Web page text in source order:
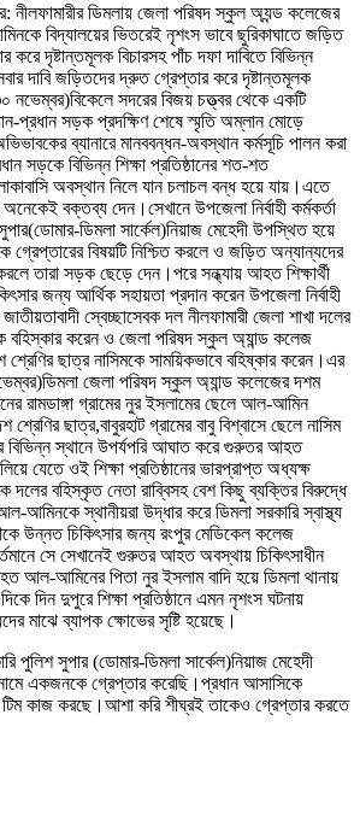
নীলফামারীর ডিমলায় জেলা পরিষদ স্কুল অ্যন্ড কলেজের
বিদ্যালয়ের ভিতরেই নৃশংস ভাবে ছুরিকাঘাতে জড়িত
দৃষ্টান্তমূলক বিচারসহ পাঁচ দফা দাবিতে বিভিন্ন
দাবি জড়িতদের দ্রুত গ্রেপ্তার করে দৃষ্টান্তমূলক
নভেম্বর)বিকেলে সদরের বিজয় চত্ত্বর থেকে একটি
প্রধান সড়ক প্রদক্ষিণ শেষে স্মৃতি অম্লান মোড়ে
ব্যানারে মানববন্ধন-অবস্থান কর্মসূচি পালন করা
সড়কে বিভিন্ন শিক্ষা প্রতিষ্ঠানের শত-শত
অবস্থান নিলে যান চলাচল বন্ধ হয়ে যায়।এতে
অনেকেই বক্তব্য দেন।সেখানে উপজেলা নির্বাহী কর্মকর্তা
ডিমলা সার্কেল)নিয়াজ মেহেদী উপস্থিত হয়ে
গ্রেপ্তারের বিষয়টি নিশ্চিত করলে ও জড়িত অন্যান্যদের
তারা সড়ক ছেড়ে দেন।পরে সন্ধ্যায় আহত শিক্ষার্থী
জন্য আর্থিক সহায়তা প্রদান করেন উপজেলা নির্বাহী
স্বেচ্ছাসেবক দল নীলফামারী জেলা শাখা দলের
বহিস্কার করেন ও জেলা পরিষদ স্কুল অ্যান্ড কলেজ
শ্রেণির ছাত্র নাসিমকে সাময়িকভাবে বহিষ্কার করেন।এর
জেলা পরিষদ স্কুল অ্যান্ড কলেজের দশম
রামডাঙ্গা গ্রামের নুর ইসলামের ছেলে আল-আমিন
ছাত্র,বাবুরহাট গ্রামের বাবু বিশ্বাসে ছেলে নাসিম
বিভিন্ন স্থানে উপর্যপরি আঘাত করে গুরুতর আহত
যেতে ওই শিক্ষা প্রতিষ্ঠানের ভারপ্রাপ্ত অধ্যক্ষ
দলের বহিস্কৃত নেতা রাব্বিসহ বেশ কিছু ব্যক্তির বিরুদ্ধে
স্থানীয়রা উদ্ধার করে ডিমলা সরকারি স্বাস্থ্য
উন্নত চিকিৎসার জন্য রংপুর মেডিকেল কলেজ
সে সেখানেই গুরুতর আহত অবস্থায় চিকিৎসাধীন
আল-আমিনের পিতা নুর ইসলাম বাদি হয়ে ডিমলা থানায়
দিন দুপুরে শিক্ষা প্রতিষ্ঠানে এমন নৃশংস ঘটনায়
মাঝে ব্যাপক ক্ষোভের সৃষ্টি হয়েছে।
পুলিশ সুপার (ডোমার-ডিমলা সার্কেল)নিয়াজ মেহেদী
একজনকে গ্রেপ্তার করেছি।প্রধান আসাসিকে
টিম কাজ করছে।আশা করি শীঘ্রই তাকেও গ্রেপ্তার করতে